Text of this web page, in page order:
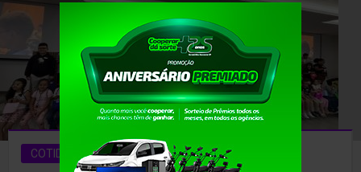
COTIDIANO